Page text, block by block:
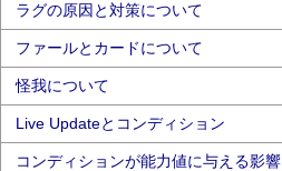
ラグの原因と対策について
ファールとカードについて
怪我について
Live Updateとコンディション
コンディションが能力値に与える影響